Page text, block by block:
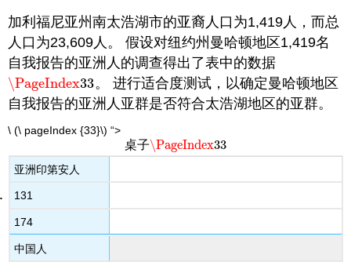
加利福尼亚州南太浩湖市的亚裔人口为1,419人，而总
人口为23,609人。 假设对纽约州曼哈顿地区1,419名
自我报告的亚洲人的调查得出了表中的数据
\PageIndex33
\PageIndex33。 进行适合度测试，以确定曼哈顿地区
自我报告的亚洲人亚群是否符合太浩湖地区的亚群。
\ (\ pageIndex {33}\) “>
亚洲印第安人
131
174
中国人
桌子\PageIndex33
\PageIndex33